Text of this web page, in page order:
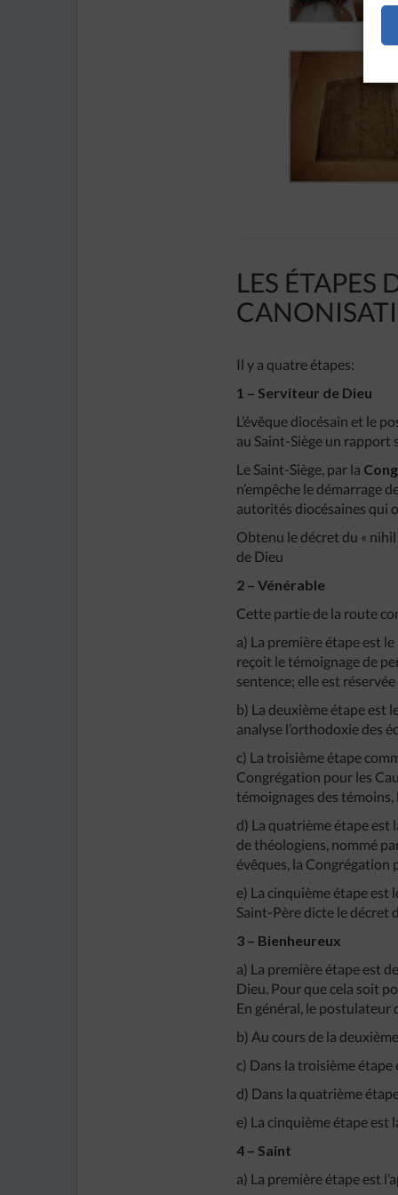
LES ÉTAPES
Il y a quatre étapes:
1 – Serviteur de Dieu
L’évêque diocésain et le
au Saint-Siège un rapport
Le Saint-Siège, par la
n’empêche le démarrage
autorités diocésaines qui
Obtenu le décret du «
de Dieu
2 – Vénérable
Cette partie de la route
a) La première étape est
reçoit le témoignage de
sentence; elle est
b) La deuxième étape est
analyse l’orthodoxie des
c) La troisième étape
Congrégation pour les
témoignages des
d) La quatrième étape est
de théologiens, nommé
évêques, la Congrégation
e) La cinquième étape est
Saint-Père dicte le décret
3 – Bienheureux
a) La première étape est
Dieu. Pour que cela soit
En général, le postulateur
b) Au cours de la
c) Dans la troisième
d) Dans la quatrième
e) La cinquième étape est
4 – Saint
a) La première étape est